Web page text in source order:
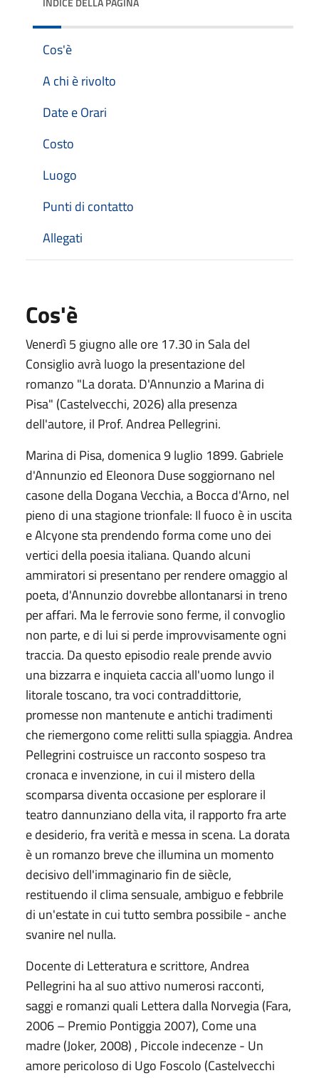
Cos'è
A chi è rivolto
Date e Orari
Costo
Luogo
Punti di contatto
Allegati
Cos'è
Venerdì 5 giugno alle ore 17.30 in Sala del
Consiglio avrà luogo la presentazione del
romanzo "La dorata. D'Annunzio a Marina di
Pisa" (Castelvecchi, 2026) alla presenza
dell'autore, il Prof. Andrea Pellegrini.
Marina di Pisa, domenica 9 luglio 1899. Gabriele
d'Annunzio ed Eleonora Duse soggiornano nel
casone della Dogana Vecchia, a Bocca d'Arno, nel
pieno di una stagione trionfale: Il fuoco è in uscita
e Alcyone sta prendendo forma come uno dei
vertici della poesia italiana. Quando alcuni
ammiratori si presentano per rendere omaggio al
poeta, d'Annunzio dovrebbe allontanarsi in treno
per affari. Ma le ferrovie sono ferme, il convoglio
non parte, e di lui si perde improvvisamente ogni
traccia. Da questo episodio reale prende avvio
una bizzarra e inquieta caccia all'uomo lungo il
litorale toscano, tra voci contraddittorie,
promesse non mantenute e antichi tradimenti
che riemergono come relitti sulla spiaggia. Andrea
Pellegrini costruisce un racconto sospeso tra
cronaca e invenzione, in cui il mistero della
scomparsa diventa occasione per esplorare il
teatro dannunziano della vita, il rapporto fra arte
e desiderio, fra verità e messa in scena. La dorata
è un romanzo breve che illumina un momento
decisivo dell'immaginario fin de siècle,
restituendo il clima sensuale, ambiguo e febbrile
di un'estate in cui tutto sembra possibile - anche
svanire nel nulla.
Docente di Letteratura e scrittore, Andrea
Pellegrini ha al suo attivo numerosi racconti,
saggi e romanzi quali Lettera dalla Norvegia (Fara,
2006 – Premio Pontiggia 2007), Come una
madre (Joker, 2008) , Piccole indecenze - Un
amore pericoloso di Ugo Foscolo (Castelvecchi